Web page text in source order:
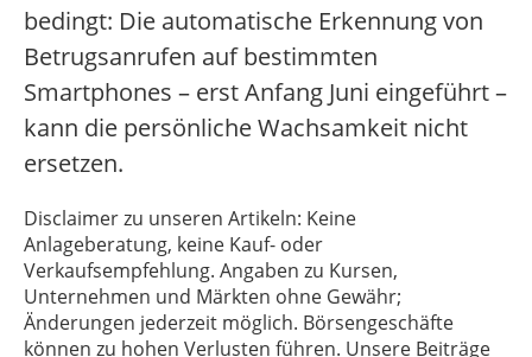
bedingt: Die automatische Erkennung von
Betrugsanrufen auf bestimmten
Smartphones – erst Anfang Juni eingeführt –
kann die persönliche Wachsamkeit nicht
ersetzen.
Disclaimer zu unseren Artikeln: Keine
Anlageberatung, keine Kauf- oder
Verkaufsempfehlung. Angaben zu Kursen,
Unternehmen und Märkten ohne Gewähr;
Änderungen jederzeit möglich. Börsengeschäfte
können zu hohen Verlusten führen. Unsere Beiträge